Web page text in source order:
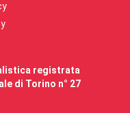
registrata
di Torino n° 27